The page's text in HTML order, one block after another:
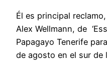
Él es principal
Alex Wellmann, de
Papagayo Tenerife
de agosto en el sur de